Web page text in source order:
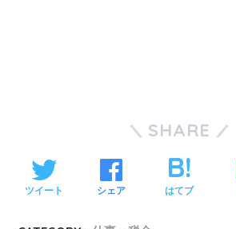
SHARE
ツイート シェア はてブ